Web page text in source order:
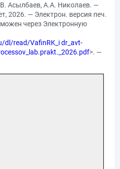
Асылбаев, А.А. Николаев. —
2026. — Электрон. версия печ.
через Электронную
dl/read/VafinRK_i dr_avt-
>. —